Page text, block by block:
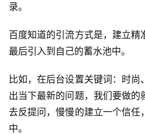
录。
百度知道的引流方式是，建立精
最后引入到自己的蓄水池中。
比如，在后台设置关键词：时
出当下最新的问题，我们要做的
去反提问，慢慢的建立一个信任
中。